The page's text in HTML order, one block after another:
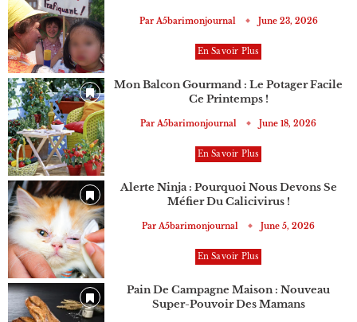
Par A5barimonjournal June 23, 2026
En Savoir Plus
Mon Balcon Gourmand : Le Potager Facile
Ce Printemps !
Par A5barimonjournal June 18, 2026
En Savoir Plus
Alerte Ninja : Pourquoi Nous Devons Se
Méfier Du Calicivirus !
Par A5barimonjournal June 5, 2026
En Savoir Plus
Pain De Campagne Maison : Nouveau
Super-Pouvoir Des Mamans